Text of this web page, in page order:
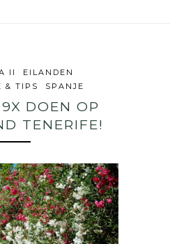
II
EILANDEN
& TIPS
SPANJE
DOEN OP
TENERIFE!